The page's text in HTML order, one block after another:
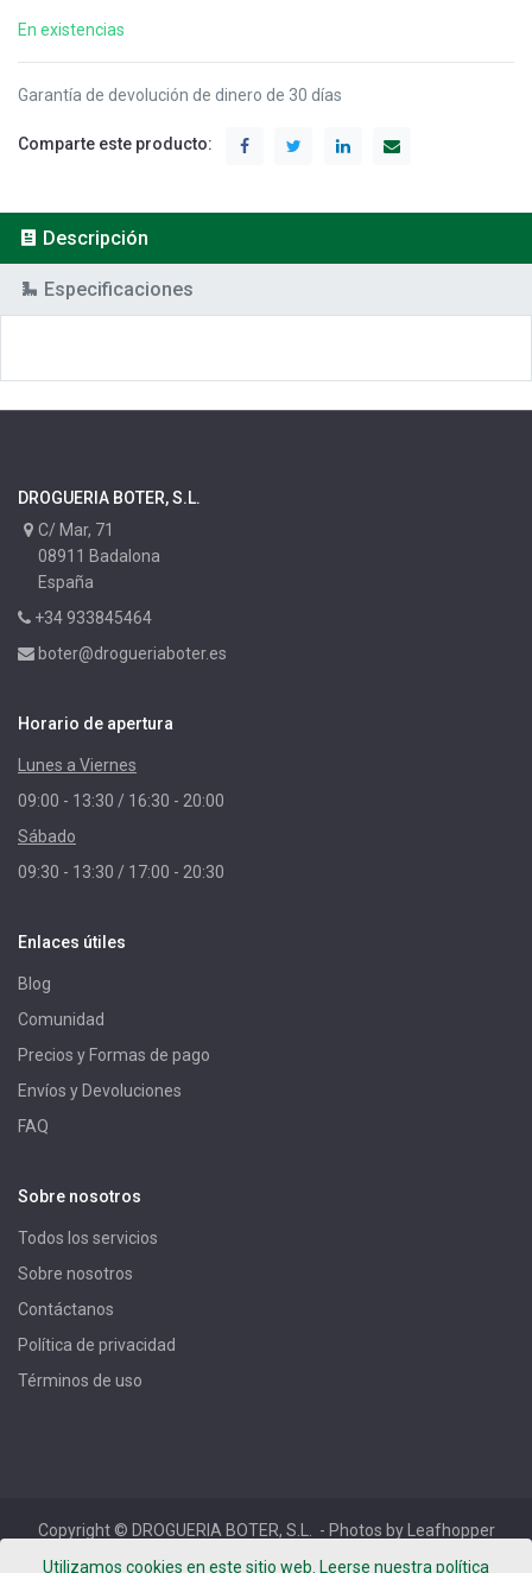
Utilizamos cookies en este sitio web. Leerse nuestra política
En existencias
Garantía de devolución de dinero de 30 días
Comparte este producto:
Descripción
Especificaciones
DROGUERIA BOTER, S.L.
C/ Mar, 71
08911 Badalona
España
+34 933845464
boter@drogueriaboter.es
Horario de apertura
Lunes a Viernes
09:00 - 13:30 / 16:30 - 20:00
Sábado
09:30 - 13:30 / 17:00 - 20:30
Enlaces útiles
Blog
Comunidad
Precios y Formas de pago
Envíos y Devoluciones
FAQ
Sobre nosotros
Todos los servicios
Sobre nosotros
Contáctanos
Política de privacidad
Términos de uso
Copyright © DROGUERIA BOTER, S.L.
- Photos by Leafhopper
Project -
Términos de uso - Política de privacidad Aviso